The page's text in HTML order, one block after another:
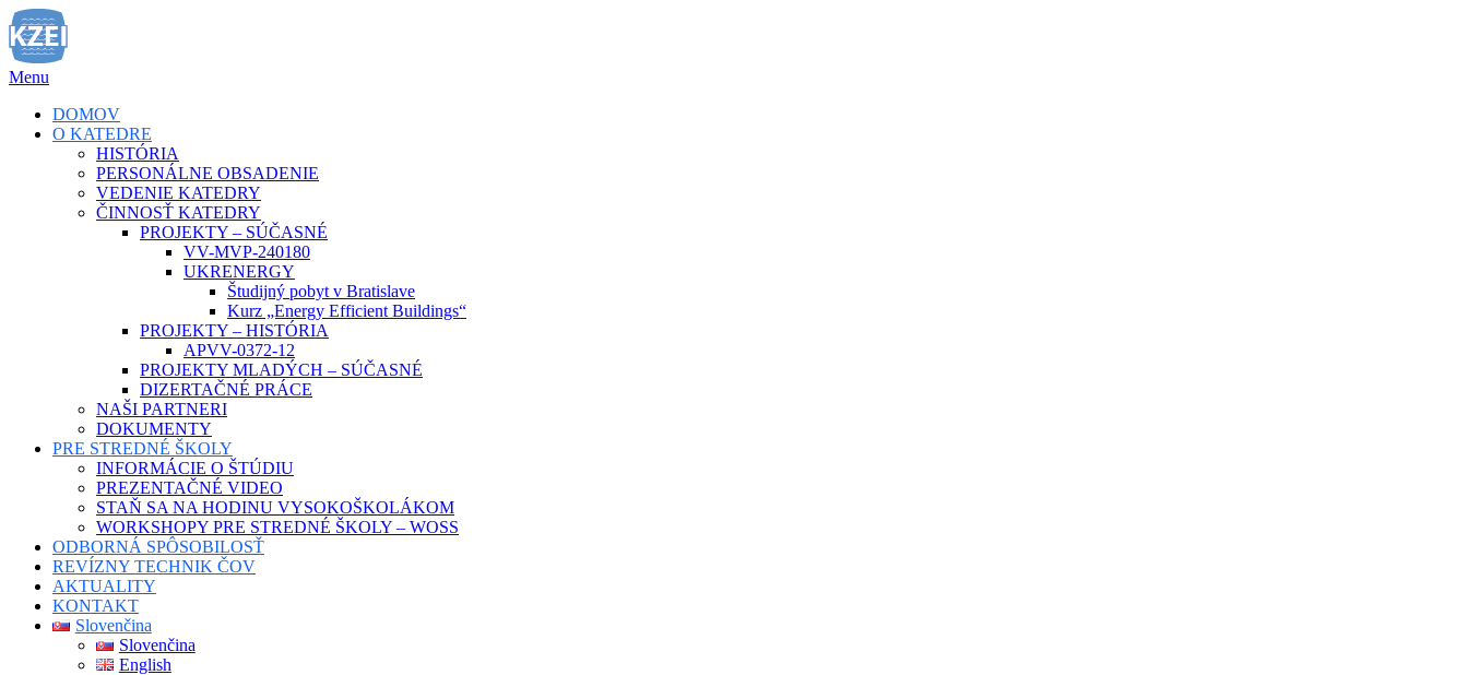
Prejsť
na
obsah
Menu
DOMOV
O KATEDRE
HISTÓRIA
PERSONÁLNE OBSADENIE
VEDENIE KATEDRY
ČINNOSŤ KATEDRY
PROJEKTY – SÚČASNÉ
VV-MVP-240180
UKRENERGY
Študijný pobyt v Bratislave
Kurz „Energy Efficient Buildings“
PROJEKTY – HISTÓRIA
APVV-0372-12
PROJEKTY MLADÝCH – SÚČASNÉ
DIZERTAČNÉ PRÁCE
NAŠI PARTNERI
DOKUMENTY
PRE STREDNÉ ŠKOLY
INFORMÁCIE O ŠTÚDIU
PREZENTAČNÉ VIDEO
STAŇ SA NA HODINU VYSOKOŠKOLÁKOM
WORKSHOPY PRE STREDNÉ ŠKOLY – WOSS
ODBORNÁ SPÔSOBILOSŤ
REVÍZNY TECHNIK ČOV
AKTUALITY
KONTAKT
Slovenčina
Slovenčina
English